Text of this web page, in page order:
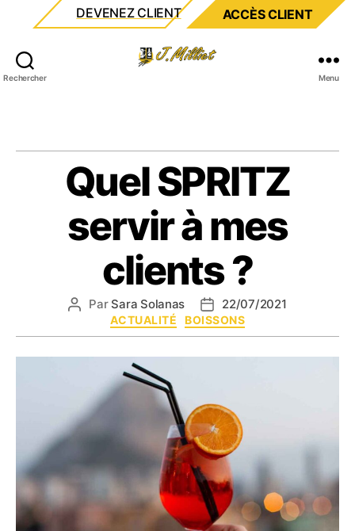
DEVENEZ CLIENT ACCÈS CLIENT
Rechercher Menu
Quel SPRITZ
servir à mes
clients ?
Auteur
l’article
Par Sara Solanas
Date
de
l’article
22/07/2021
Catégories
ACTUALITÉ BOISSONS